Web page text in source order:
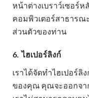
หน้าต่างเบราว์เซอร์ห
คอมพิวเตอร์สาธารณ
ส่วนตัวของท่าน
6. ไฮเปอร์ลิงก์
เราได้จัดทำไฮเปอร์ลิ
ของคุณ คุณจะออกจาก